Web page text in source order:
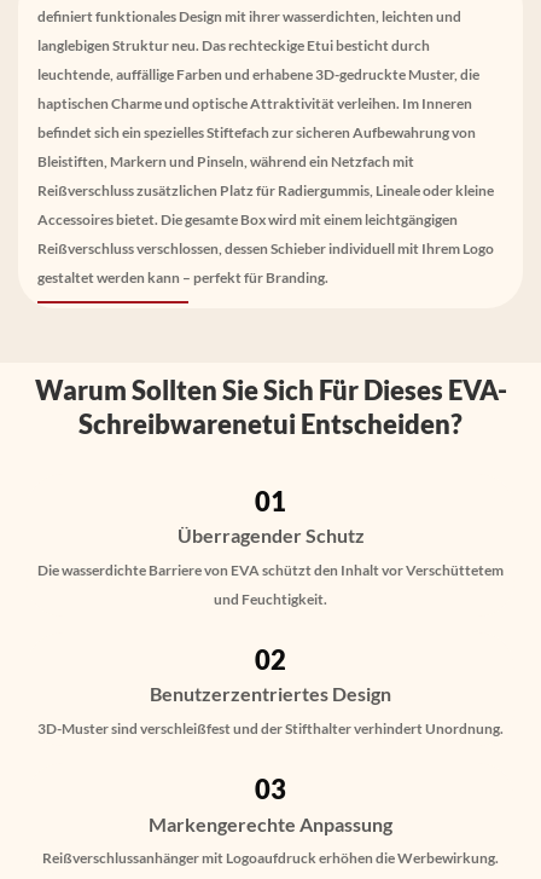
definiert funktionales Design mit ihrer wasserdichten, leichten und
langlebigen Struktur neu. Das rechteckige Etui besticht durch
leuchtende, auffällige Farben und erhabene 3D-gedruckte Muster, die
haptischen Charme und optische Attraktivität verleihen. Im Inneren
befindet sich ein spezielles Stiftefach zur sicheren Aufbewahrung von
Bleistiften, Markern und Pinseln, während ein Netzfach mit
Reißverschluss zusätzlichen Platz für Radiergummis, Lineale oder kleine
Accessoires bietet. Die gesamte Box wird mit einem leichtgängigen
Reißverschluss verschlossen, dessen Schieber individuell mit Ihrem Logo
gestaltet werden kann – perfekt für Branding.
Warum Sollten Sie Sich Für Dieses EVA-
Schreibwarenetui Entscheiden?
01
Überragender Schutz
Die wasserdichte Barriere von EVA schützt den Inhalt vor Verschüttetem
und Feuchtigkeit.
02
Benutzerzentriertes Design
3D-Muster sind verschleißfest und der Stifthalter verhindert Unordnung.
03
Markengerechte Anpassung
Reißverschlussanhänger mit Logoaufdruck erhöhen die Werbewirkung.